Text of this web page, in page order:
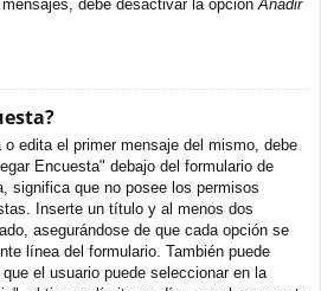
debe desactivar la opciónAñadir
edita el primer mensaje del mismo, debe
Encuesta" debajo del formulario de
significa que no posee los permisos
Inserte un título y al menos dos
asegurándose de que cada opción se
línea del formulario. También puede
el usuario puede seleccionar en la